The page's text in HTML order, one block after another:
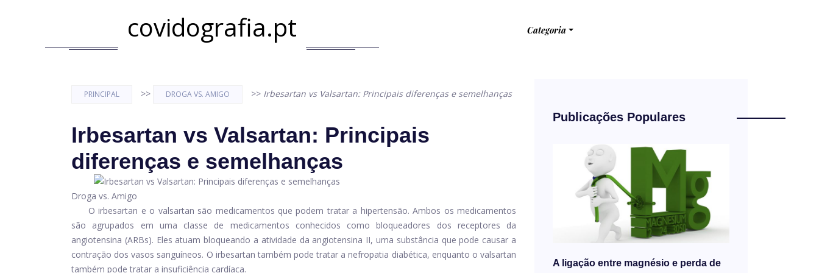
covidografia.pt Categoria
PRINCIPAL >> DROGA VS. AMIGO >> Irbesartan vs Valsartan: Principais diferenças e semelhanças
Irbesartan vs Valsartan: Principais
diferenças e semelhanças
Droga vs. Amigo
O irbesartan e o valsartan são medicamentos que podem tratar a hipertensão. Ambos os medicamentos
são agrupados em uma classe de medicamentos conhecidos como bloqueadores dos receptores da
angiotensina (ARBs). Eles atuam bloqueando a atividade da angiotensina II, uma substância que pode causar a
contração dos vasos sanguíneos. O irbesartan também pode tratar a nefropatia diabética, enquanto o valsartan
também pode tratar a insuficiência cardíaca.
Publicações Populares
A ligação entre magnésio e perda de